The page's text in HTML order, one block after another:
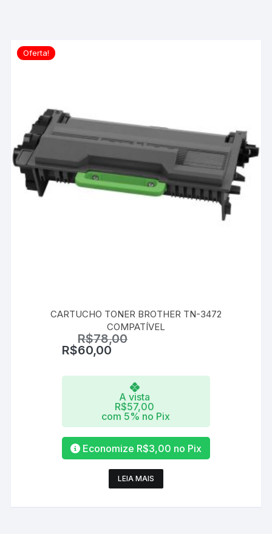
Oferta!
CARTUCHO TONER BROTHER TN-3472
COMPATÍVEL
R$78,00
R$60,00
A vista
R$57,00
com 5% no Pix
Economize R$3,00 no Pix
LEIA MAIS